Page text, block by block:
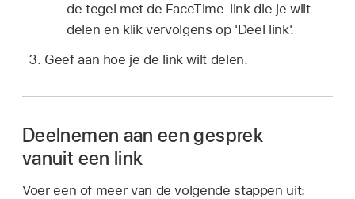
de tegel met de FaceTime-link die je wilt
delen en klik vervolgens op 'Deel link'.
Geef aan hoe je de link wilt delen.
Deelnemen aan een gesprek
vanuit een link
Voer een of meer van de volgende stappen uit: